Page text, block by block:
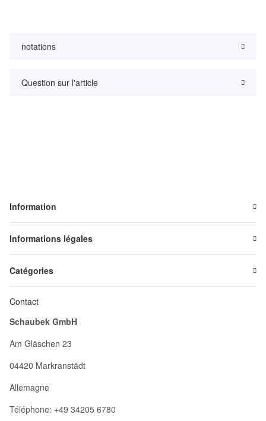
notations
Question sur l'article
Information
Informations légales
Catégories
Contact
Schaubek GmbH
Am Gläschen 23
04420 Markranstädt
Allemagne
Téléphone: +49 34205 6780